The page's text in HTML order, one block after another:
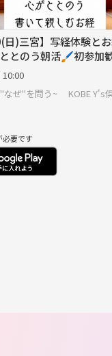
日)三宮】写経体験と
とのう朝活🖌️初参加
10:00
~人生の''なぜ''を問う~
必要です